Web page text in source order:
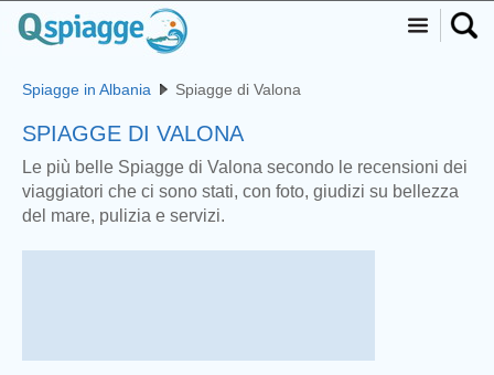
Spiagge in Albania Spiagge di Valona
SPIAGGE DI VALONA
Le più belle Spiagge di Valona secondo le recensioni dei
viaggiatori che ci sono stati, con foto, giudizi su bellezza
del mare, pulizia e servizi.